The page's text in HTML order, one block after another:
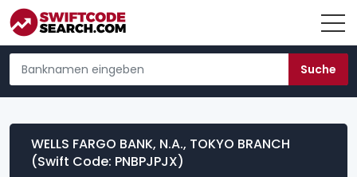
WELLS FARGO BANK, N.A., TOKYO BRANCH
(Swift Code: PNBPJPJX)